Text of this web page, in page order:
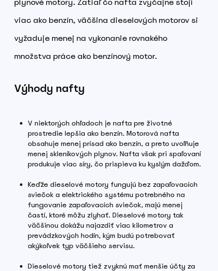
viac ako benzín, väčšina dieselových motorov si
vyžaduje menej na vykonanie rovnakého
množstva práce ako benzínový motor.
Výhody nafty
V niektorých ohľadoch je nafta pre životné
prostredie lepšia ako benzín. Motorová nafta
obsahuje menej prísad ako benzín, a preto uvoľňuje
menej skleníkových plynov. Nafta však pri spaľovaní
produkuje viac síry, čo prispieva ku kyslým dažďom.
Keďže dieselové motory fungujú bez zapaľovacích
sviečok a elektrického systému potrebného na
fungovanie zapaľovacích sviečok, majú menej
častí, ktoré môžu zlyhať. Dieselové motory tak
väčšinou dokážu najazdiť viac kilometrov a
prevádzkových hodín, kým budú potrebovať
akýkoľvek typ väčšieho servisu.
Dieselové motory tiež zvyknú mať menšie účty za